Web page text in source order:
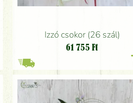
Izzó csokor (26 szál)
61 755 Ft